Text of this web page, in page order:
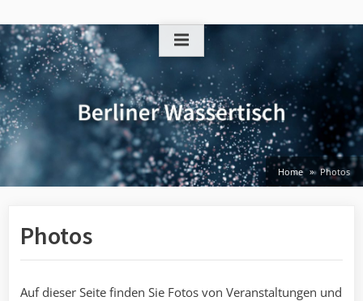
to
content
Home Photos
Photos
Auf dieser Seite finden Sie Fotos von Veranstaltungen und